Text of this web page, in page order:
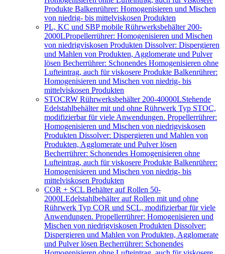
Produkte Balkenrührer: Homogenisieren und Mischen
von niedrig- bis mittelviskosen Produkten
PL, KC und SBP mobile Rührwerksbehälter 200-
2000LPropellerrührer: Homogenisieren und Mischen
von niedrigviskosen Produkten Dissolver: Dispergieren
und Mahlen von Produkten, Agglomerate und Pulver
lösen Becherrührer: Schonendes Homogenisieren ohne
Lufteintrag, auch für viskosere Produkte Balkenrührer:
Homogenisieren und Mischen von niedrig- bis
mittelviskosen Produkten
STOCRW Rührwerksbehälter 200-40000LStehende
Edelstahlbehälter mit und ohne Rührwerk Typ STOC,
modifizierbar für viele Anwendungen. Propellerrührer:
Homogenisieren und Mischen von niedrigviskosen
Produkten Dissolver: Dispergieren und Mahlen von
Produkten, Agglomerate und Pulver lösen
Becherrührer: Schonendes Homogenisieren ohne
Lufteintrag, auch für viskosere Produkte Balkenrührer:
Homogenisieren und Mischen von niedrig- bis
mittelviskosen Produkten
COR + SCL Behälter auf Rollen 50-
2000LEdelstahlbehälter auf Rollen mit und ohne
Rührwerk Typ COR und SCL, modifizierbar für viele
Anwendungen. Propellerrührer: Homogenisieren und
Mischen von niedrigviskosen Produkten Dissolver:
Dispergieren und Mahlen von Produkten, Agglomerate
und Pulver lösen Becherrührer: Schonendes